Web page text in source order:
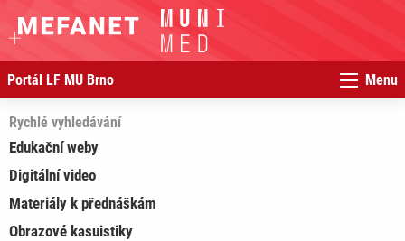
Portál LF MU Brno Menu
Rychlé vyhledávání
Edukační weby
Digitální video
Materiály k přednáškám
Obrazové kasuistiky